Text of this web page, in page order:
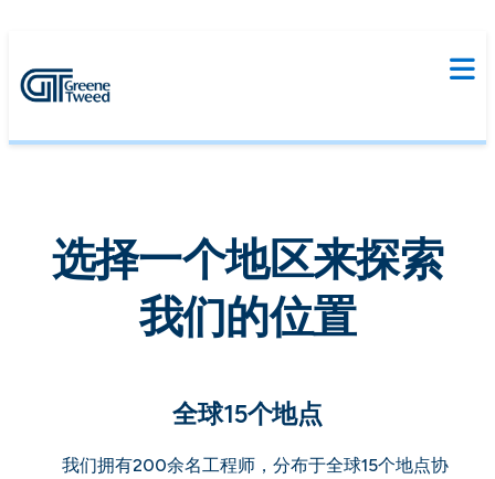
选择一个地区来探索
我们的位置
全球15个地点
我们拥有200余名工程师，分布于全球15个地点协